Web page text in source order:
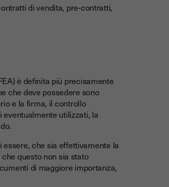
di vendita, pre-contratti,
è definita più precisamente
che deve possedere sono
e la firma, il controllo
utilizzati, la
che sia effettivamente la
questo non sia stato
di maggiore importanza,